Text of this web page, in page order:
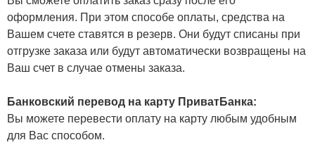
оформления. При этом способе оплаты, средства на
Вашем счете ставятся в резерв. Они будут списаны при
отгрузке заказа или будут автоматически возвращены на
Ваш счет в случае отмены заказа.
Банковский перевод на карту ПриватБанка:
Вы можете перевести оплату на карту любым удобным
для Вас способом.